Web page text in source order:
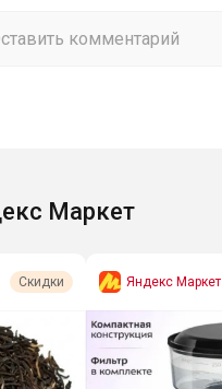
Маркет
Скидки Яндекс Маркет